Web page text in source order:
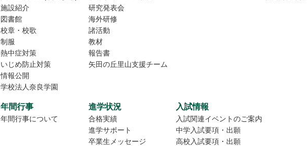
施設紹介
図書館
校章・校歌
制服
熱中症対策
いじめ防止対策
情報公開
学校法人奈良学園
研究発表会
海外研修
諸活動
教材
報告書
矢田の丘里山支援チーム
年間行事
年間行事について
進学状況
合格実績
進学サポート
卒業生メッセージ
入試情報
入試関連イベントのご案内
中学入試要項・出願
高校入試要項・出願